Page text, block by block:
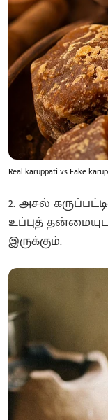
Real karuppati vs Fake
2. அசல்
உப்புத்
இருக்கும்.